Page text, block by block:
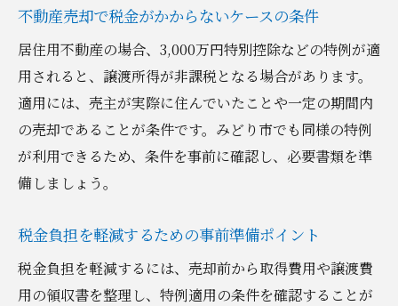
みどり市でよくある所有期間別の税率事例
適切な売却時期を選ぶための実践的アドバ
イス
手取り額を最大化するための税金計算のコツ
不動産売却の手取り額を左右する計算ポイ
税金シミュレーションを活用した資金計画
作成
税金以外に必要な諸費用も忘れずに確認
不動産売却で税金がかからないケースの条件
居住用不動産の場合、3,000万円特別控除などの特例が適
用されると、譲渡所得が非課税となる場合があります。
適用には、売主が実際に住んでいたことや一定の期間内
の売却であることが条件です。みどり市でも同様の特例
が利用できるため、条件を事前に確認し、必要書類を準
備しましょう。
税金負担を軽減するための事前準備ポイント
税金負担を軽減するには、売却前から取得費用や譲渡費
用の領収書を整理し、特例適用の条件を確認することが